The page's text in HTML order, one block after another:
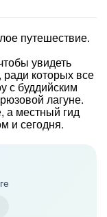
путешествие.
увидеть
которых все
с буддийским
лагуне.
а местный гид
и сегодня.